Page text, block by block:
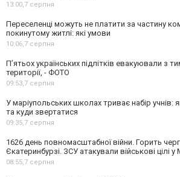
13:00,7 серпня
Переселенці можуть не платити за частину
покинутому житлі: які умови
10:06,7 серпня
П’ятьох українських підлітків евакуювали з
території, - ФОТО
09:53,7 серпня
У маріупольських школах триває набір учнів:
та куди звертатися
09:35,7 серпня
1626 день повномасштабної війни. Горить
Єкатеринбурзі. ЗСУ атакували військові цілі у
08:55,7 серпня